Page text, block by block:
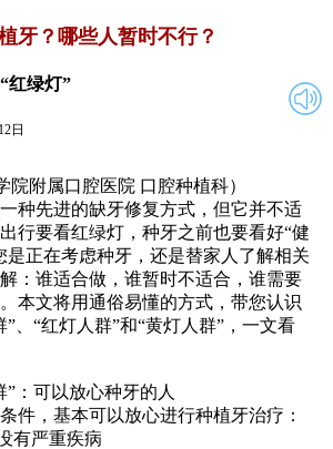
2025年05月12日
牙？哪些人暂时不行？
红绿灯”
12日
院附属口腔医院 口腔种植科）
先进的缺牙修复方式，但它并不适
行要看红绿灯，种牙之前也要看好“健
是正在考虑种牙，还是替家人了解相关
：谁适合做，谁暂时不适合，谁需要
本文将用通俗易懂的方式，带您认识
、“红灯人群”和“黄灯人群”，一文看
”：可以放心种牙的人
，基本可以放心进行种植牙治疗：
严重疾病